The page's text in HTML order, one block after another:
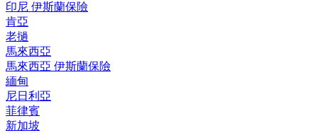
印尼 伊斯蘭保險
肯亞
老撾
馬來西亞
馬來西亞 伊斯蘭保險
緬甸
尼日利亞
菲律賓
新加坡